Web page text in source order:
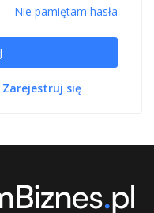
Nie pamiętam hasła
Zarejestruj się